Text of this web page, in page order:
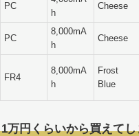
PC
h
Cheese
PC
8,000mA
h
Cheese
FR4
8,000mA
h
Frost
Blue
1万円くらいから買えて